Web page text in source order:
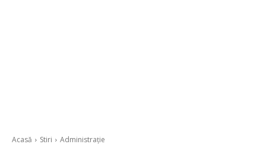
Acasă Stiri Administrație